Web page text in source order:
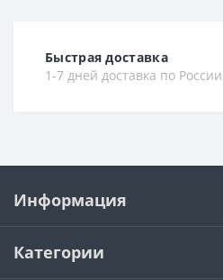
Быстрая доставка
1-7 дней доставка по
Информация
Категории